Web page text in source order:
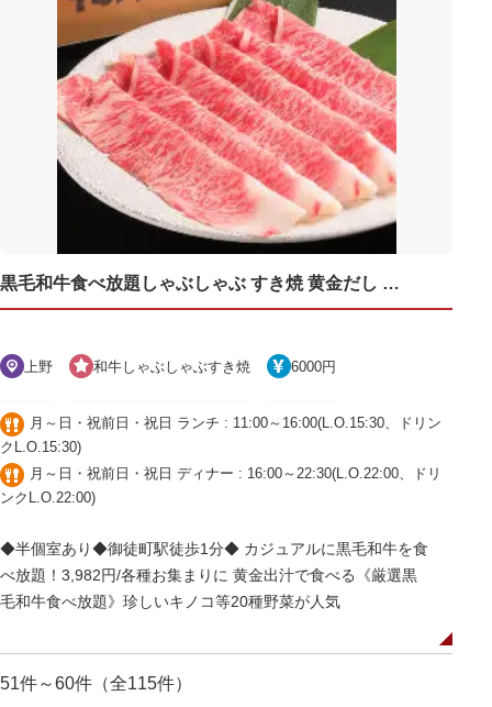
黒毛和牛食べ放題しゃぶしゃぶ すき焼 黄金だし しゃぶき 御徒町
上野 和牛しゃぶしゃぶすき焼 6000円
月～日・祝前日・祝日 ランチ : 11:00～16:00(L.O.15:30、ドリン
クL.O.15:30)
月～日・祝前日・祝日 ディナー : 16:00～22:30(L.O.22:00、ドリ
ンクL.O.22:00)
◆半個室あり◆御徒町駅徒歩1分◆ カジュアルに黒毛和牛を食
べ放題！3,982円/各種お集まりに 黄金出汁で食べる《厳選黒
毛和牛食べ放題》珍しいキノコ等20種野菜が人気
51件～60件（全115件）